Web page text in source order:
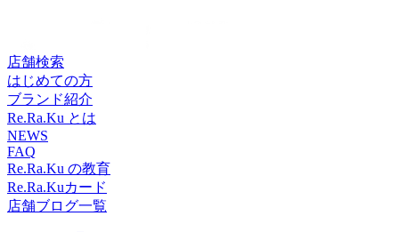
黒＃目黒川＃目黒駅近＃JR山手線＃都営三田線＃東急目黒
線＃東京メトロ南北線＃もみほぐし＃リラクゼーション＃肩
こり＃土日祝営業
店舗検索
はじめての方
ブランド紹介
Re.Ra.Ku とは
NEWS
FAQ
Re.Ra.Ku の教育
Re.Ra.Kuカード
店舗ブログ一覧